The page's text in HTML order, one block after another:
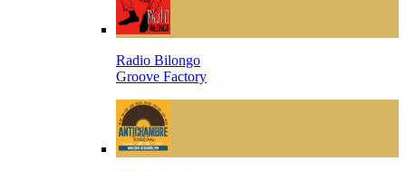
Radio Bilongo
Groove Factory